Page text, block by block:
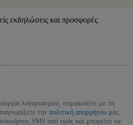
εκδηλώσεις και προσφορές
λογαριασμού, συμφωνείτε με τη
την πολιτική απορρήτου μας.
SMS από εμάς και μπορείτε να